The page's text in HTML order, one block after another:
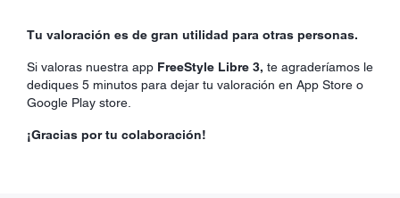
Tu valoración es de gran utilidad para otras personas.
Si valoras nuestra app FreeStyle Libre 3, te agraderíamos le
dediques 5 minutos para dejar tu valoración en App Store o
Google Play store.
¡Gracias por tu colaboración!